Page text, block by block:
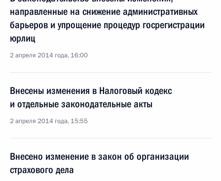
направленные на снижение административных
барьеров и упрощение процедур госрегистрации
юрлиц
2 апреля 2014 года, 16:00
Внесены изменения в Налоговый кодекс
и отдельные законодательные акты
2 апреля 2014 года, 15:55
Внесено изменение в закон об организации
страхового дела